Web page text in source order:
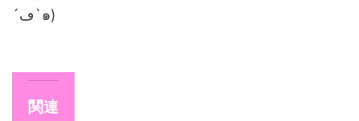
´ڡ`๑)
関連